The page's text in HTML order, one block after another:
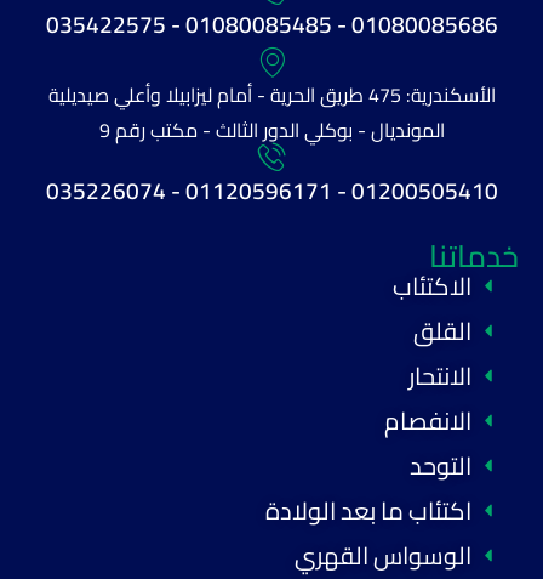
01080085686 - 01080085485 - 035422575
الأسكندرية: 475 طريق الحرية - أمام ليزابيلا وأعلي صيديلية
المونديال - بوكلي الدور الثالث - مكتب رقم 9
01200505410 - 01120596171 - 035226074
خدماتنا
الاكتئاب
القلق
الانتحار
الانفصام
التوحد
اكتئاب ما بعد الولادة
الوسواس القهري